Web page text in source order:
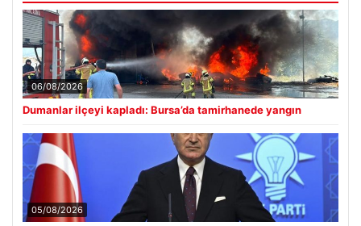
06/08/2026
Dumanlar ilçeyi kapladı: Bursa’da tamirhanede yangın
05/08/2026